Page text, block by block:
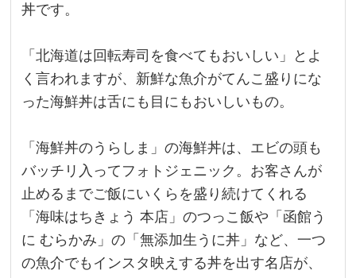
丼です。
「北海道は回転寿司を食べてもおいしい」とよ
く言われますが、新鮮な魚介がてんこ盛りにな
った海鮮丼は舌にも目にもおいしいもの。
「海鮮丼のうらしま」の海鮮丼は、エビの頭も
バッチリ入ってフォトジェニック。お客さんが
止めるまでご飯にいくらを盛り続けてくれる
「海味はちきょう 本店」のつっこ飯や「函館う
に むらかみ」の「無添加生うに丼」など、一つ
の魚介でもインスタ映えする丼を出す名店が、